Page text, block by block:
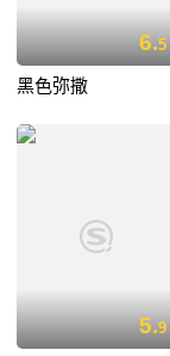
6.5
黑色弥撒
5.9